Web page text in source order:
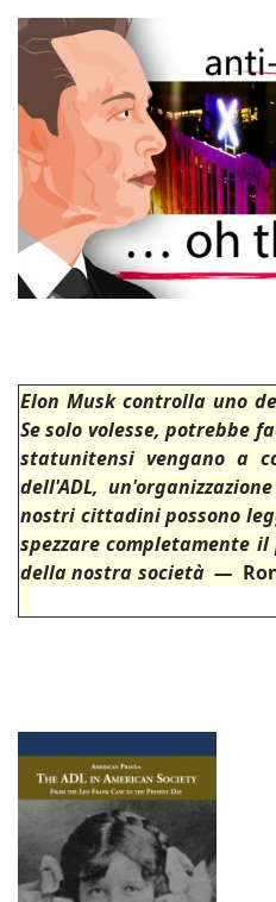
Elon Musk controlla uno
Se solo volesse, potrebbe
statunitensi vengano a
dell'ADL,
nostri cittadini possono
spezzare completamente
della nostra società —